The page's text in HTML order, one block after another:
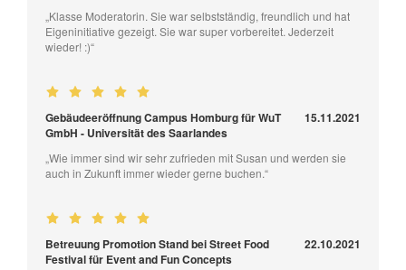
„Klasse Moderatorin. Sie war selbstständig, freundlich und hat
Eigeninitiative gezeigt. Sie war super vorbereitet. Jederzeit
wieder! :)“
Gebäudeeröffnung Campus Homburg für WuT
GmbH - Universität des Saarlandes
15.11.2021
„Wie immer sind wir sehr zufrieden mit Susan und werden sie
auch in Zukunft immer wieder gerne buchen.“
Betreuung Promotion Stand bei Street Food
Festival für Event and Fun Concepts
22.10.2021